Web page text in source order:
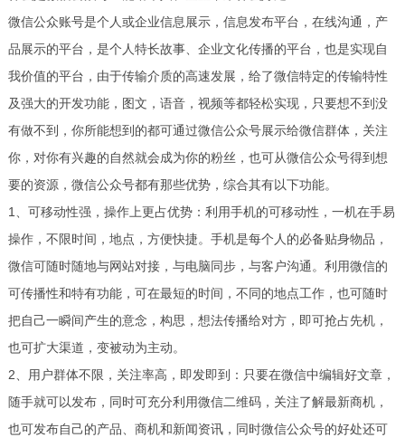
微信公众账号是个人或企业信息展示，信息发布平台，在线沟通，产
品展示的平台，是个人特长故事、企业文化传播的平台，也是实现自
我价值的平台，由于传输介质的高速发展，给了微信特定的传输特性
及强大的开发功能，图文，语音，视频等都轻松实现，只要想不到没
有做不到，你所能想到的都可通过微信公众号展示给微信群体，关注
你，对你有兴趣的自然就会成为你的粉丝，也可从微信公众号得到想
要的资源，微信公众号都有那些优势，综合其有以下功能。
1、可移动性强，操作上更占优势：利用手机的可移动性，一机在手易
操作，不限时间，地点，方便快捷。手机是每个人的必备贴身物品，
微信可随时随地与网站对接，与电脑同步，与客户沟通。利用微信的
可传播性和特有功能，可在最短的时间，不同的地点工作，也可随时
把自己一瞬间产生的意念，构思，想法传播给对方，即可抢占先机，
也可扩大渠道，变被动为主动。
2、用户群体不限，关注率高，即发即到：只要在微信中编辑好文章，
随手就可以发布，同时可充分利用微信二维码，关注了解最新商机，
也可发布自己的产品、商机和新闻资讯，同时微信公众号的好处还可